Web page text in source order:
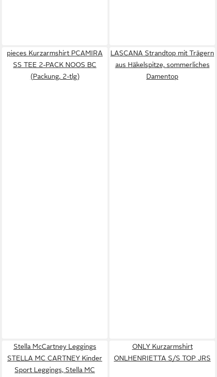
pieces Kurzarmshirt PCAMIRA
SS TEE 2-PACK NOOS BC
(Packung, 2-tlg)
LASCANA Strandtop mit Trägern
aus Häkelspitze, sommerliches
Damentop
Stella McCartney Leggings
STELLA MC CARTNEY Kinder
Sport Leggings, Stella MC
ONLY Kurzarmshirt
ONLHENRIETTA S/S TOP JRS